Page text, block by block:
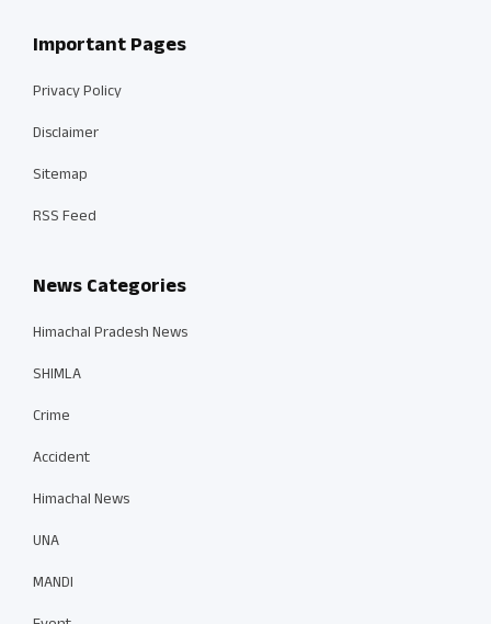
Important Pages
Privacy Policy
Disclaimer
Sitemap
RSS Feed
News Categories
Himachal Pradesh News
SHIMLA
Crime
Accident
Himachal News
UNA
MANDI